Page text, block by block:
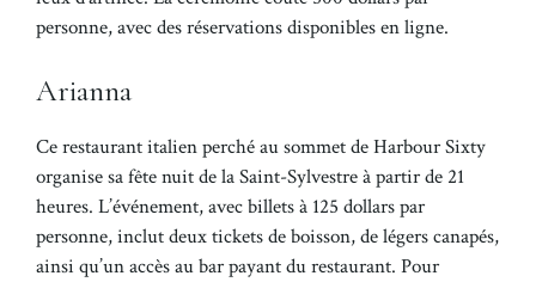
personne, avec des réservations disponibles en ligne.
Arianna
Ce restaurant italien perché au sommet de Harbour Sixty
organise sa fête nuit de la Saint-Sylvestre à partir de 21
heures. L’événement, avec billets à 125 dollars par
personne, inclut deux tickets de boisson, de légers canapés,
ainsi qu’un accès au bar payant du restaurant. Pour